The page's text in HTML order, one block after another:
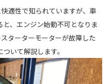
適性で知られていますが、車
、エンジン始動不可となりま
ターターモーターが故障した
いて解説します。